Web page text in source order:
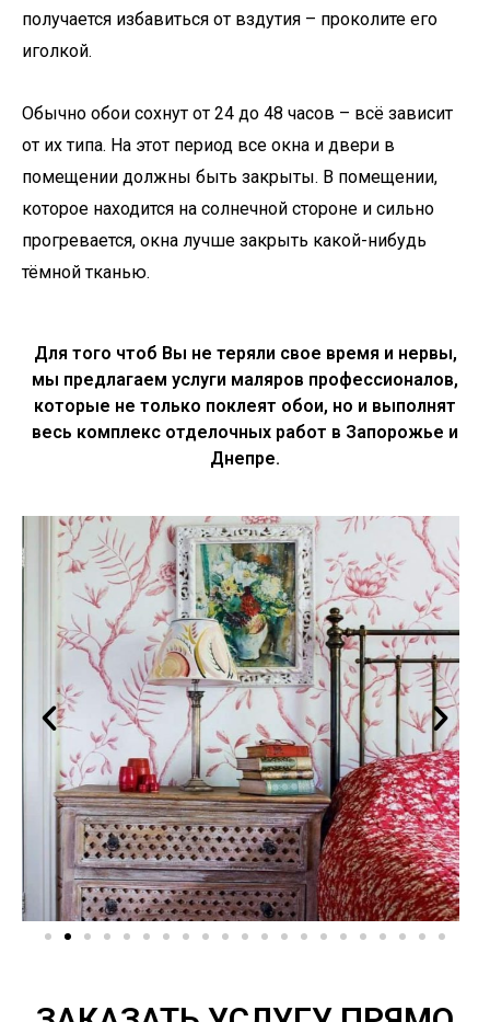
получается избавиться от вздутия – проколите его
иголкой.
Обычно обои сохнут от 24 до 48 часов – всё зависит
от их типа. На этот период все окна и двери в
помещении должны быть закрыты. В помещении,
которое находится на солнечной стороне и сильно
прогревается, окна лучше закрыть какой-нибудь
тёмной тканью.
Для того чтоб Вы не теряли свое время и нервы,
мы предлагаем услуги маляров профессионалов,
которые не только поклеят обои, но и выполнят
весь комплекс отделочных работ в Запорожье и
Днепре.